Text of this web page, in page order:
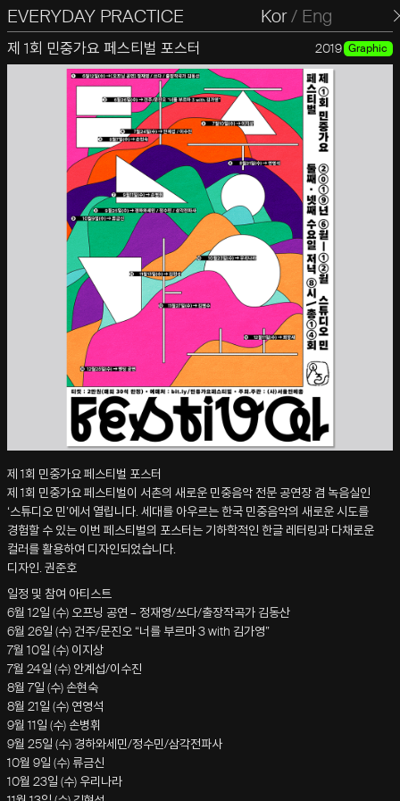
EVERYDAY PRACTICE
일상의실천 Kor/ Eng
제 1회 민중가요 페스티벌 포스터 2019 Graphic
제 1회 민중가요 페스티벌 포스터
제 1회 민중가요 페스티벌이 서촌의 새로운 민중음악 전문 공연장 겸 녹음실인
‘스튜디오 민’에서 열립니다. 세대를 아우르는 한국 민중음악의 새로운 시도를
경험할 수 있는 이번 페스티벌의 포스터는 기하학적인 한글 레터링과 다채로운
컬러를 활용하여 디자인되었습니다.
디자인. 권준호
일정 및 참여 아티스트
6월 12일 (수) 오프닝 공연 – 정재영/쓰다/출장작곡가 김동산
6월 26일 (수) 건주/문진오 “너를 부르마 3 with 김가영”
7월 10일 (수) 이지상
7월 24일 (수) 안계섭/이수진
8월 7일 (수) 손현숙
8월 21일 (수) 연영석
9월 11일 (수) 손병휘
9월 25일 (수) 경하와세민/정수민/삼각전파사
10월 9일 (수) 류금신
10월 23일 (수) 우리나라